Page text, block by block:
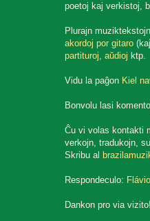
poetoj kaj verkistoj,
Plurajn
akordoj por gitaro
partituroj,aŭdioj ktp.
Vidu la paĝon Kiel
Bonvolu lasi
Ĉu vi volas kontakti
verkojn, tradukojn,
Skribu al
Respondeculo:
Dankon pro via vizito!